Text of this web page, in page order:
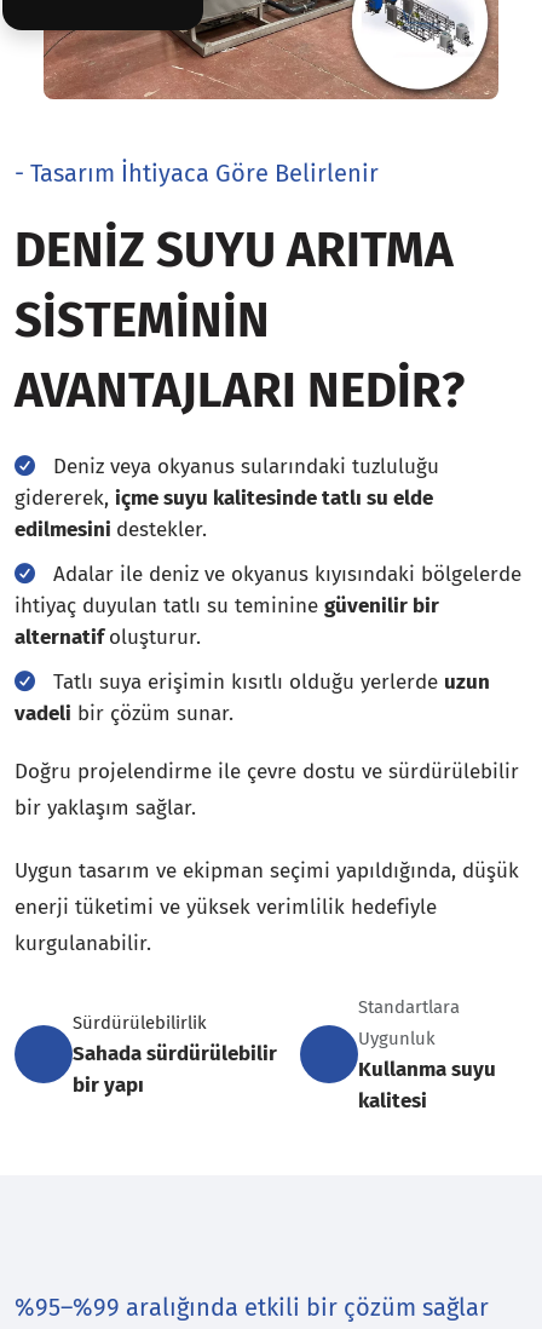
- Tasarım İhtiyaca Göre Belirlenir
DENIZ SUYU ARITMA
SISTEMININ
AVANTAJLARI NEDIR?
Deniz veya okyanus sularındaki tuzluluğu
gidererek, içme suyu kalitesinde tatlı su elde
edilmesini destekler.
Adalar ile deniz ve okyanus kıyısındaki bölgelerde
ihtiyaç duyulan tatlı su teminine güvenilir bir
alternatifoluşturur.
Tatlı suya erişimin kısıtlı olduğu yerlerde uzun
vadeli bir çözüm sunar.
Doğru projelendirme ile çevre dostu ve sürdürülebilir
bir yaklaşım sağlar.
Uygun tasarım ve ekipman seçimi yapıldığında, düşük
enerji tüketimi ve yüksek verimlilik hedefiyle
kurgulanabilir.
Sürdürülebilirlik
Sahada sürdürülebilir
bir yapı
Standartlara
Uygunluk
Kullanma suyu
kalitesi
%95–%99 aralığında etkili bir çözüm sağlar